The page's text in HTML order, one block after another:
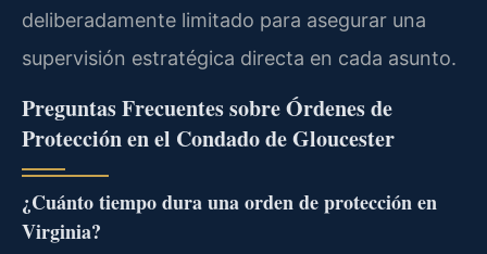
deliberadamente limitado para asegurar una
supervisión estratégica directa en cada asunto.
Preguntas Frecuentes sobre Órdenes de
Protección en el Condado de Gloucester
¿Cuánto tiempo dura una orden de protección en
Virginia?